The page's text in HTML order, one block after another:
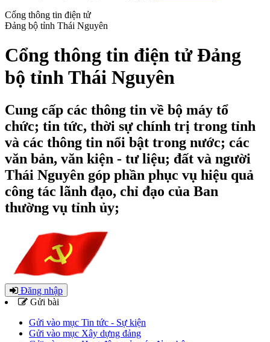
Cổng thông tin điện tử
Đảng bộ tỉnh Thái Nguyên
Cổng thông tin điện tử Đảng
bộ tỉnh Thái Nguyên
Cung cấp các thông tin về bộ máy tổ
chức; tin tức, thời sự chính trị trong tỉnh
và các thông tin nổi bật trong nước; các
văn bản, văn kiện - tư liệu; đất và người
Thái Nguyên góp phần phục vụ hiệu quả
công tác lãnh đạo, chỉ đạo của Ban
thường vụ tỉnh ủy;
Đăng nhập
Gửi bài
Gửi vào mục Tin tức - Sự kiện
Gửi vào mục Xây dựng đảng